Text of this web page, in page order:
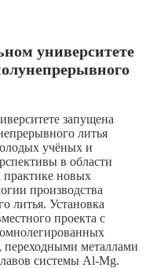
университете
запущена
литья
учёных и
в области
практике новых
производства
литья. Установка
проекта с
переходными металлами
системы Al-Mg.